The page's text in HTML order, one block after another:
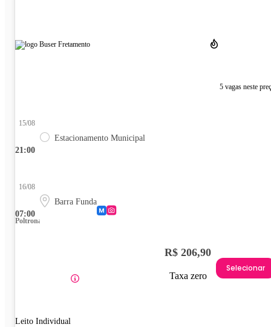
5 vagas neste
21:00
15/08
Estacionamento Municipal
07:00
16/08
Barra Funda
Poltrona
Leito Individual
R$ 206,90
Taxa zero
Selecionar